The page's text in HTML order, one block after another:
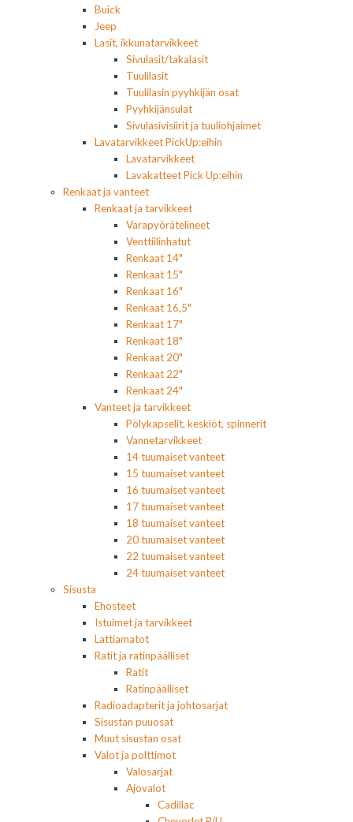
Buick
Jeep
Lasit, ikkunatarvikkeet
Sivulasit/takalasit
Tuulilasit
Tuulilasin pyyhkijän osat
Pyyhkijänsulat
Sivulasivisiirit ja tuuliohjaimet
Lavatarvikkeet PickUp:eihin
Lavatarvikkeet
Lavakatteet Pick Up:eihin
Renkaat ja vanteet
Renkaat ja tarvikkeet
Varapyörätelineet
Venttiilinhatut
Renkaat 14"
Renkaat 15"
Renkaat 16"
Renkaat 16,5"
Renkaat 17"
Renkaat 18"
Renkaat 20"
Renkaat 22"
Renkaat 24"
Vanteet ja tarvikkeet
Pölykapselit, keskiöt, spinnerit
Vannetarvikkeet
14 tuumaiset vanteet
15 tuumaiset vanteet
16 tuumaiset vanteet
17 tuumaiset vanteet
18 tuumaiset vanteet
20 tuumaiset vanteet
22 tuumaiset vanteet
24 tuumaiset vanteet
Sisusta
Ehosteet
Istuimet ja tarvikkeet
Lattiamatot
Ratit ja ratinpäälliset
Ratit
Ratinpäälliset
Radioadapterit ja johtosarjat
Sisustan puuosat
Muut sisustan osat
Valot ja polttimot
Valosarjat
Ajovalot
Cadillac